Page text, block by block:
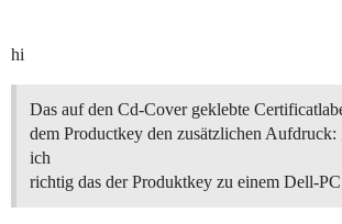
hi
Das auf den Cd-Cover geklebte
dem Productkey den zusätzlichen Aufdruck:
ich
richtig das der Produktkey zu einem Dell-